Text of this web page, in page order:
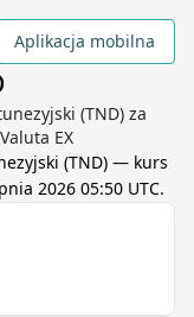
Aplikacja mobilna
(TND) za
EX
(TND) — kurs
2026 05:50 UTC.